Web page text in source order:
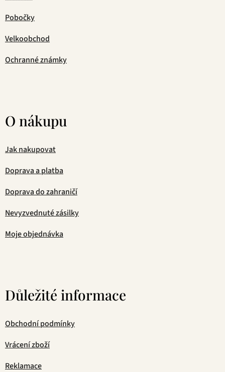
Pobočky
Velkoobchod
Ochranné známky
O nákupu
Jak nakupovat
Doprava a platba
Doprava do zahraničí
Nevyzvednuté zásilky
Moje objednávka
Důležité informace
Obchodní podmínky
Vrácení zboží
Reklamace